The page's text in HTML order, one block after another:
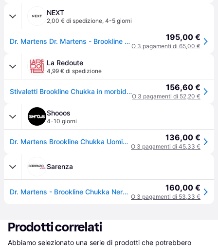
NEXT
2,00 € di spedizione, 4-5 giorni
Dr. Martens Dr. Martens - Brookline - Stivali chukka 195,00 €
O 3 pagamenti di 65,00 €
La Redoute
4,99 € di spedizione
Stivaletti Brookline Chukka in morbida pelle Lusso 156,60 €
O 3 pagamenti di 52,20 €
Shooos
4-10 giorni
Dr. Martens Brookline Chukka Uomini - Scarpe Dr. Martens - Nero - DM41550001-8 - Size: 8 136,00 €
O 3 pagamenti di 45,33 €
Sarenza
Dr. Martens - Brookline Chukka Nero - Stivaletti e tronchetti 160,00 €
O 3 pagamenti di 53,33 €
Prodotti correlati
Abbiamo selezionato una serie di prodotti che potrebbero